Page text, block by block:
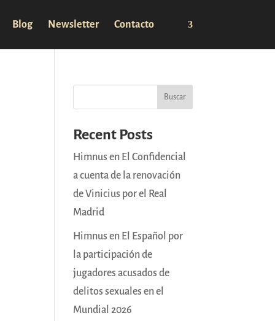
Blog Newsletter Contacto
Buscar
Recent Posts
Himnus en El Confidencial
a cuenta de la renovación
de Vinicius por el Real
Madrid
Himnus en El Español por
la participación de
jugadores acusados de
delitos sexuales en el
Mundial 2026